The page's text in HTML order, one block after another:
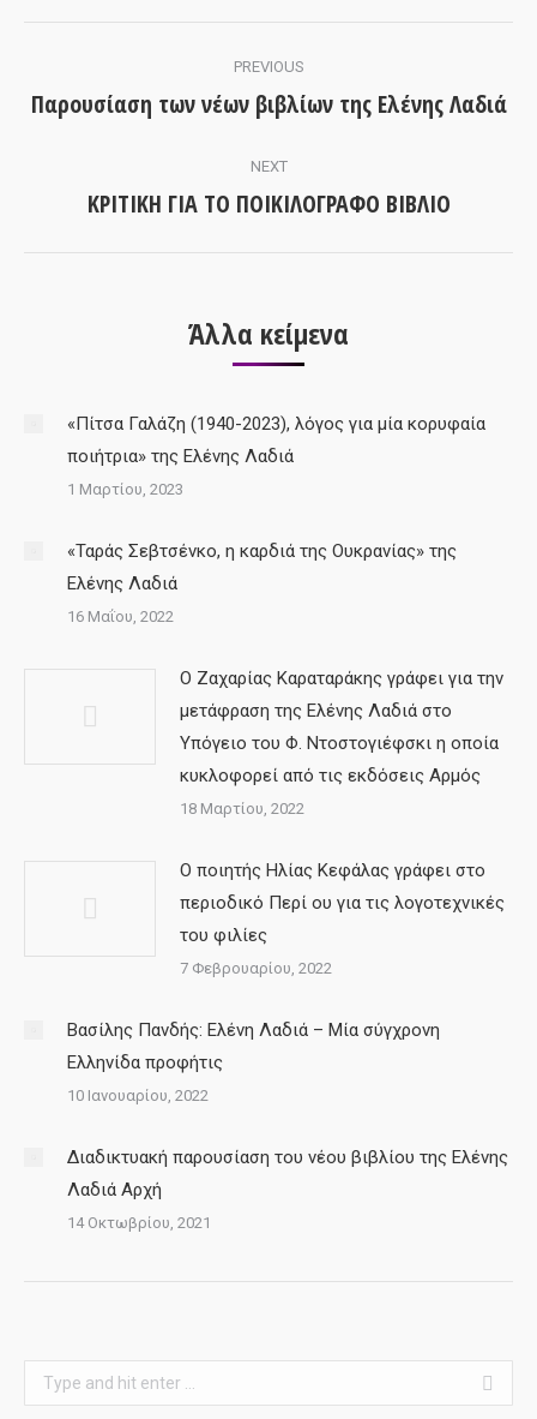
navigation
PREVIOUS
Previous
Παρουσίαση των νέων βιβλίων της Ελένης Λαδιά
NEXT
Next
ΚΡΙΤΙΚΗ ΓΙΑ ΤΟ ΠΟΙΚΙΛΟΓΡΑΦΟ ΒΙΒΛΙΟ
Άλλα κείμενα
«Πίτσα Γαλάζη (1940-2023), λόγος για μία κορυφαία
ποιήτρια» της Ελένης Λαδιά
1 Μαρτίου, 2023
«Ταράς Σεβτσένκο, η καρδιά της Ουκρανίας» της
Ελένης Λαδιά
16 Μαΐου, 2022
Ο Ζαχαρίας Καραταράκης γράφει για την
μετάφραση της Ελένης Λαδιά στο
Υπόγειο του Φ. Ντοστογιέφσκι η οποία
κυκλοφορεί από τις εκδόσεις Αρμός
18 Μαρτίου, 2022
Ο ποιητής Ηλίας Κεφάλας γράφει στο
περιοδικό Περί ου για τις λογοτεχνικές
του φιλίες
7 Φεβρουαρίου, 2022
Βασίλης Πανδής: Ελένη Λαδιά – Μία σύγχρονη
Ελληνίδα προφήτις
10 Ιανουαρίου, 2022
Διαδικτυακή παρουσίαση του νέου βιβλίου της Ελένης
Λαδιά Αρχή
14 Οκτωβρίου, 2021
Search: